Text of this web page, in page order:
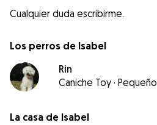
Los perros de Isabel
Rin
Caniche Toy · Pequeño
La casa de Isabel